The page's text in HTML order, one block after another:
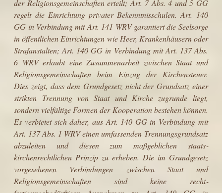
der Religionsgemeinschaften erteilt; Art. 7 Abs. 4 und 5 GG
regelt die Einrichtung privater Bekenntnisschulen. Art. 140
GG in Verbindung mit Art. 141 WRV garantiert die Seelsorge
in öffentlichen Einrichtungen wie Heer, Kranken­häusern oder
Strafanstalten; Art. 140 GG in Verbindung mit Art. 137 Abs.
6 WRV erlaubt eine Zusammenarbeit zwischen Staat und
Religionsgemein­schaften beim Einzug der Kirchensteuer.
Dies zeigt, dass dem Grundgesetz nicht der Grundsatz einer
strikten Trennung von Staat und Kirche zugrunde liegt,
sondern vielfältige Formen der Kooperation bestehen können.
Es verbietet sich daher, aus Art. 140 GG in Verbindung mit
Art. 137 Abs. 1 WRV einen umfas­senden Trennungsgrundsatz
abzuleiten und diesen zum maßgeblichen staats­
kirchenrechtlichen Prinzip zu erheben. Die im Grundgesetz
vorgesehenen Verbindungen zwischen Staat und
Religionsgemeinschaften sind keine recht­